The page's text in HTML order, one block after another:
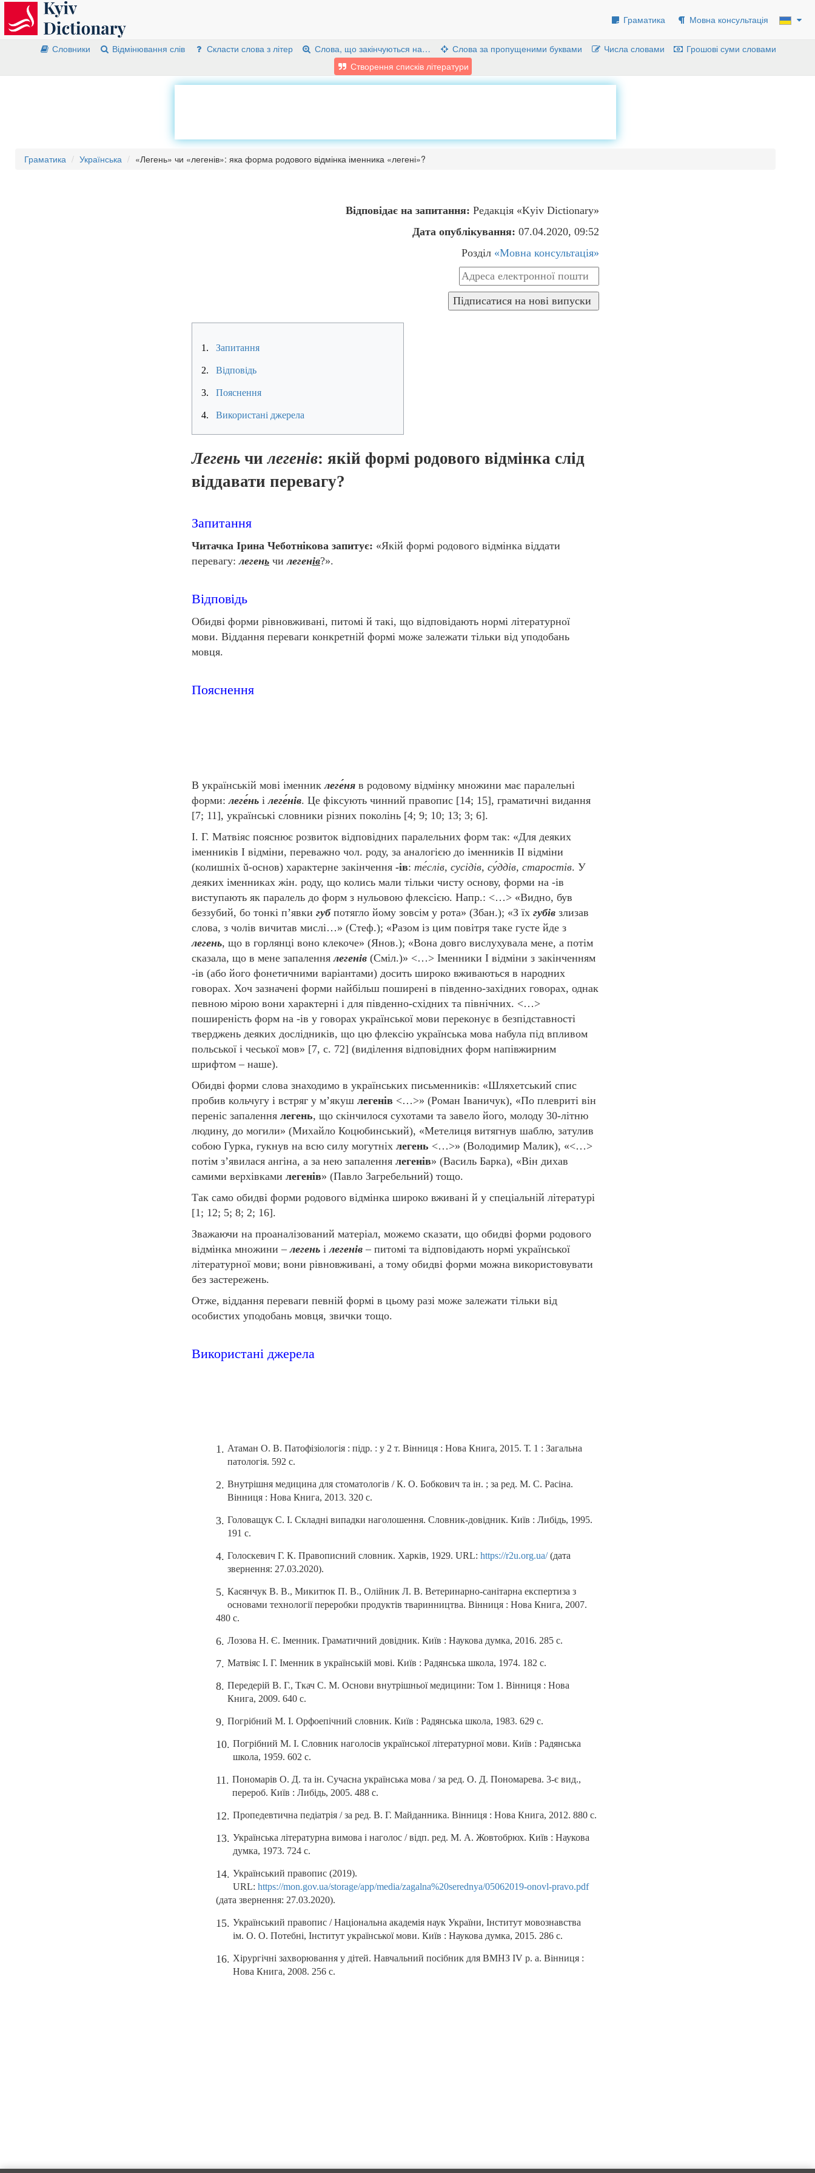
Граматика Мовна консультація
Словники Відмінювання слів Скласти слова з літер Слова, що закінчуються на… Слова за пропущеними буквами Числа словами
Грошові суми словами
Створення списків літератури
Граматика Українська «Легень» чи «легенів»: яка форма родового відмінка іменника «легені»?
Відповідає на запитання: Редакція «Kyiv Dictionary»
Дата опублікування: 07.04.2020, 09:52
Розділ «Мовна консультація»
1. Запитання
2. Відповідь
3. Пояснення
4. Використані джерела
Легень чилегенів: якій формі родового відмінка слід
віддавати перевагу?
Запитання
Читачка Ірина Чеботнікова запитує: «Якій формі родового відмінка віддати
перевагу:легеньчилегенів?».
Відповідь
Обидві форми рівновживані, питомі й такі, що відповідають нормі літературної
мови. Віддання переваги конкретній формі може залежати тільки від уподобань
мовця.
Пояснення
В українській мові іменниклеге́няв родовому відмінку множини має паралельні
форми:леге́ньілеге́нів. Це фіксують чинний правопис [14; 15], граматичні видання
[7; 11], українські словники різних поколінь [4; 9; 10; 13; 3; 6].
І. Г. Матвіяс пояснює розвиток відповідних паралельних форм так: «Для деяких
іменників I відміни, переважно чол. роду, за аналогією до іменників II відміни
(колишніх ǔ-основ) характерне закінчення -ів: те́слів, сусідів, су́ддів, старостів. У
деяких іменниках жін. роду, що колись мали тільки чисту основу, форми на -ів
виступають як паралель до форм з нульовою флексією. Напр.: <…> «Видно, був
беззубий, бо тонкі п’явки губпотягло йому зовсім у рота» (Збан.); «З їх губівзлизав
слова, з чолів вичитав мислі…» (Стеф.); «Разом із цим повітря таке густе йде з
легень, що в горлянці воно клекоче» (Янов.); «Вона довго вислухувала мене, а потім
сказала, що в мене запаленнялегенів(Сміл.)» <…> Іменники І відміни з закінченням
-ів (або його фонетичними варіантами) досить широко вживаються в народних
говорах. Хоч зазначені форми найбільш поширені в південно-західних говорах, однак
певною мірою вони характерні і для південно-східних та північних. <…>
поширеність форм на -ів у говорах української мови переконує в безпідставності
тверджень деяких дослідників, що цю флексію українська мова набула під впливом
польської і чеської мов» [7, с. 72] (виділення відповідних форм напівжирним
шрифтом – наше).
Обидві форми слова знаходимо в українських письменників: «Шляхетський спис
пробив кольчугу і встряг у м’якуш легенів <…>» (Роман Іваничук), «По плевриті він
переніс запалення легень, що скінчилося сухотами та завело його, молоду 30-літню
людину, до могили» (Михайло Коцюбинський), «Метелиця витягнув шаблю, затулив
собою Гурка, гукнув на всю силу могутніх легень <…>» (Володимир Малик), «<…>
потім з’явилася ангіна, а за нею запалення легенів» (Василь Барка), «Він дихав
самими верхівками легенів» (Павло Загребельний) тощо.
Так само обидві форми родового відмінка широко вживані й у спеціальній літературі
[1; 12; 5; 8; 2; 16].
Зважаючи на проаналізований матеріал, можемо сказати, що обидві форми родового
відмінка множини –легень ілегенів – питомі та відповідають нормі української
літературної мови; вони рівновживані, а тому обидві форми можна використовувати
без застережень.
Отже, віддання переваги певній формі в цьому разі може залежати тільки від
особистих уподобань мовця, звички тощо.
Використані джерела
Атаман О. В. Патофізіологія : підр. : у 2 т. Вінниця : Нова Книга, 2015. Т. 1 : Загальна
патологія. 592 с.
Внутрішня медицина для стоматологів / К. О. Бобкович та ін. ; за ред. М. С. Расіна.
Вінниця : Нова Книга, 2013. 320 с.
Головащук С. І. Складні випадки наголошення. Словник-довідник. Київ : Либідь, 1995.
191 с.
Голоскевич Г. К. Правописний словник. Харків, 1929. URL: https://r2u.org.ua/(дата
звернення: 27.03.2020).
Касянчук В. В., Микитюк П. В., Олійник Л. В. Ветеринарно-санітарна експертиза з
основами технології переробки продуктів тваринництва. Вінниця : Нова Книга, 2007.
480 с.
Лозова Н. Є. Іменник. Граматичний довідник. Київ : Наукова думка, 2016. 285 с.
Матвіяс І. Г. Іменник в українській мові. Київ : Радянська школа, 1974. 182 с.
Передерій В. Г., Ткач С. М. Основи внутрішньої медицини: Том 1. Вінниця : Нова
Книга, 2009. 640 с.
Погрібний М. І. Орфоепічний словник. Київ : Радянська школа, 1983. 629 с.
Погрібний М. І. Словник наголосів української літературної мови. Київ : Радянська
школа, 1959. 602 с.
Пономарів О. Д. та ін. Сучасна українська мова / за ред. О. Д. Пономарева. 3-є вид.,
перероб. Київ : Либідь, 2005. 488 с.
Пропедевтична педіатрія / за ред. В. Г. Майданника. Вінниця : Нова Книга, 2012. 880 с.
Українська літературна вимова і наголос / відп. ред. М. А. Жовтобрюх. Київ : Наукова
думка, 1973. 724 с.
Український правопис (2019).
URL: https://mon.gov.ua/storage/app/media/zagalna%20serednya/05062019-onovl-pravo.pdf
(дата звернення: 27.03.2020).
Український правопис / Національна академія наук України, Інститут мовознавства
ім. О. О. Потебні, Інститут української мови. Київ : Наукова думка, 2015. 286 с.
Хірургічні захворювання у дітей. Навчальний посібник для ВМНЗ IV р. а. Вінниця :
Нова Книга, 2008. 256 с.